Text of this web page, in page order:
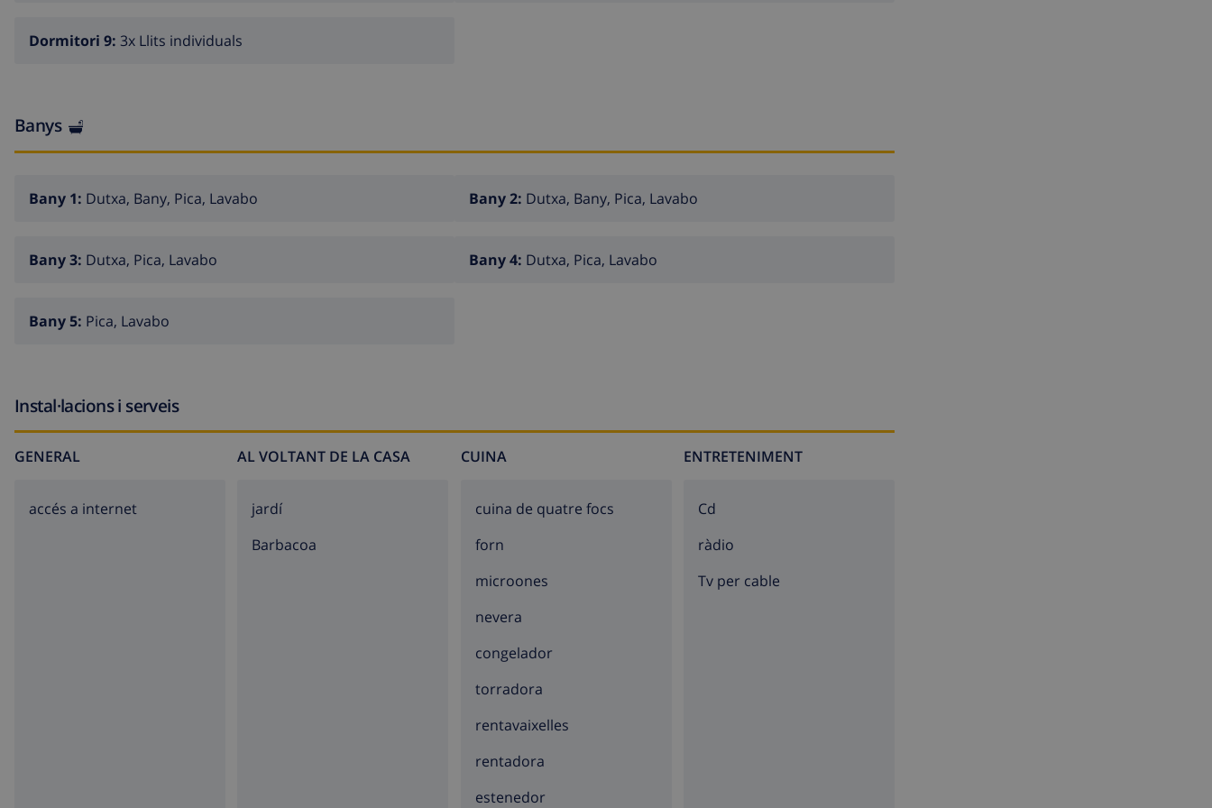
Dormitori 9: 3x Llits individuals
Banys
Bany 1: Dutxa, Bany, Pica, Lavabo Bany 2: Dutxa, Bany, Pica, Lavabo
Bany 3: Dutxa, Pica, Lavabo Bany 4: Dutxa, Pica, Lavabo
Bany 5: Pica, Lavabo
Instal·lacions i serveis
GENERAL
accés a internet
AL VOLTANT DE LA CASA
jardí
barbacoa
CUINA
cuina de quatre focs
forn
microones
nevera
congelador
torradora
rentavaixelles
rentadora
estenedor
ENTRETENIMENT
cd
ràdio
Tv per cable